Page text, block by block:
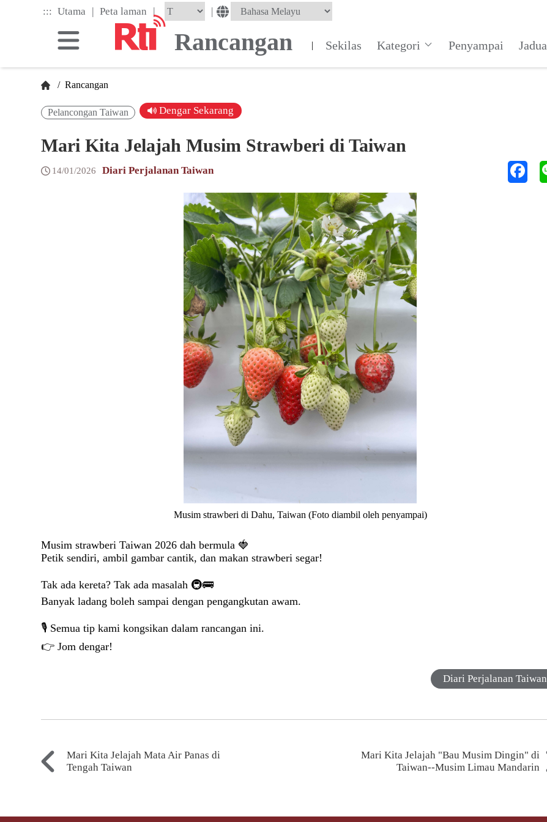
::: Utama | Peta laman | |
Rancangan | Sekilas Kategori Penyampai
/ Rancangan
Pelancongan Taiwan Dengar Sekarang
Mari Kita Jelajah Musim Strawberi di Taiwan
14/01/2026 Diari Perjalanan Taiwan
Musim strawberi di Dahu, Taiwan (Foto diambil oleh penyampai)
Musim strawberi Taiwan 2026 dah bermula 🍓
Petik sendiri, ambil gambar cantik, dan makan strawberi segar!
Tak ada kereta? Tak ada masalah 🚇🚌
Banyak ladang boleh sampai dengan pengangkutan awam.
🎙️ Semua tip kami kongsikan dalam rancangan ini.
👉 Jom dengar!
Diari Perjalanan Taiwan
Mari Kita Jelajah Mata Air Panas di
Tengah Taiwan
Mari Kita Jelajah "Bau Musim Dingin" di
Taiwan--Musim Limau Mandarin